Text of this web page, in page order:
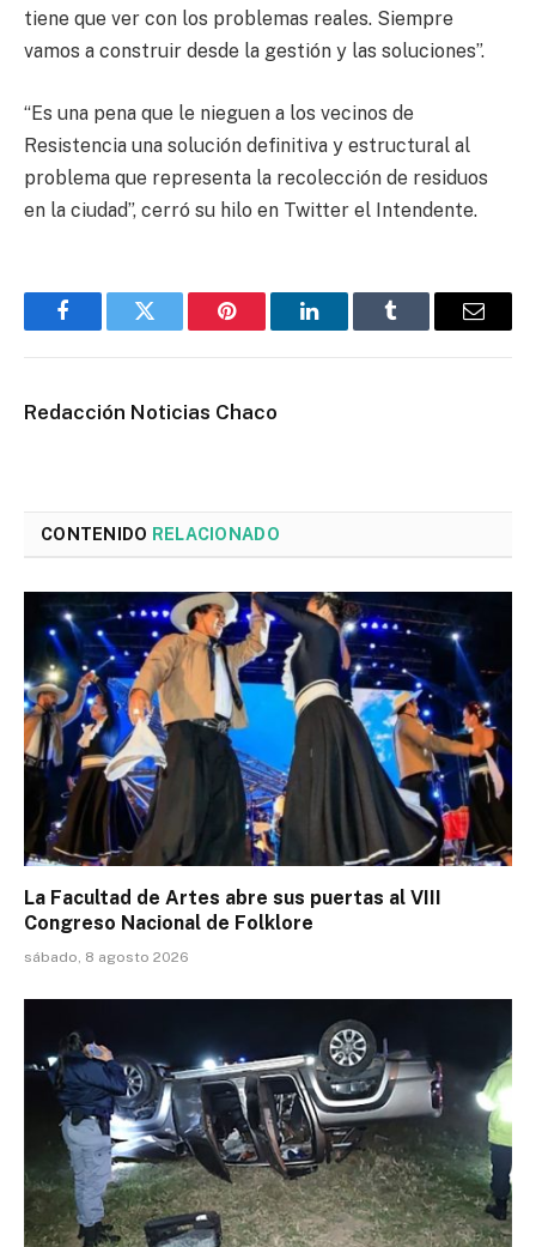
tiene que ver con los problemas reales. Siempre
vamos a construir desde la gestión y las soluciones”.
“Es una pena que le nieguen a los vecinos de
Resistencia una solución definitiva y estructural al
problema que representa la recolección de residuos
en la ciudad”, cerró su hilo en Twitter el Intendente.
FacebookTwitter Pinterest LinkedInTumblr Email
Redacción Noticias Chaco
CONTENIDO RELACIONADO
La Facultad de Artes abre sus puertas al VIII
Congreso Nacional de Folklore
sábado, 8 agosto 2026